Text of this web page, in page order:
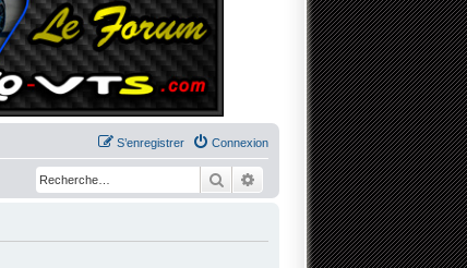
Connexion
S’enregistrer
RechercherRecherche avancée